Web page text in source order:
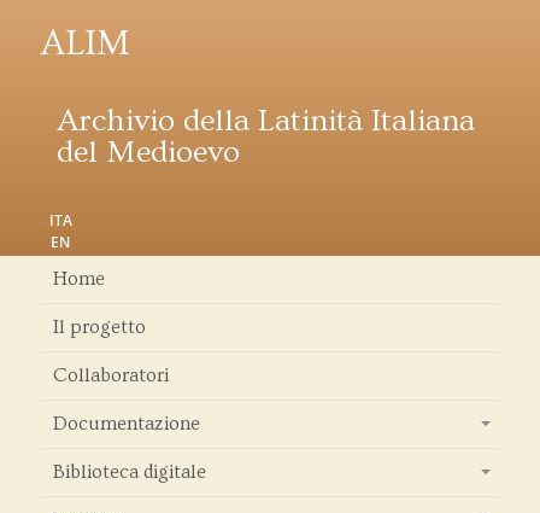
ALIM
Archivio della Latinità Italiana
del Medioevo
ITA
EN
Home
Il progetto
Collaboratori
Documentazione
Biblioteca digitale